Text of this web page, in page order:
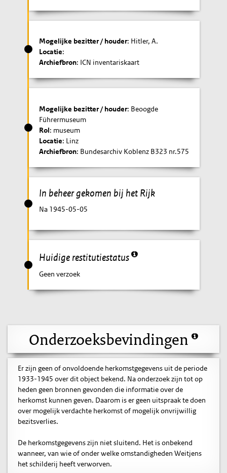
Mogelijke bezitter / houder: Hitler, A.
Locatie:
Archiefbron: ICN inventariskaart
Mogelijke bezitter / houder: Beoogde
Führermuseum
Rol: museum
Locatie: Linz
Archiefbron: Bundesarchiv Koblenz B323 nr.575
In beheer gekomen bij het Rijk
Na 1945-05-05
Huidige restitutiestatus
Geen verzoek
Onderzoeksbevindingen
Er zijn geen of onvoldoende herkomstgegevens uit de periode
1933-1945 over dit object bekend. Na onderzoek zijn tot op
heden geen bronnen gevonden die informatie over de
herkomst kunnen geven. Daarom is er geen uitspraak te doen
over mogelijk verdachte herkomst of mogelijk onvrijwillig
bezitsverlies.
De herkomstgegevens zijn niet sluitend. Het is onbekend
wanneer, van wie of onder welke omstandigheden Weitjens
het schilderij heeft verworven.